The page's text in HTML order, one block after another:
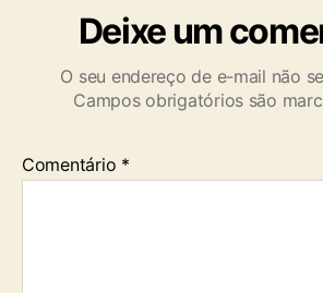
Deixe um
O seu endereço de e-mail não
Campos obrigatórios são
Comentário *